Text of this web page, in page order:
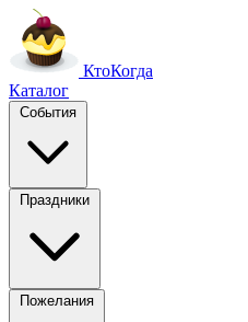
КтоКогда
Каталог
События
Праздники
Пожелания